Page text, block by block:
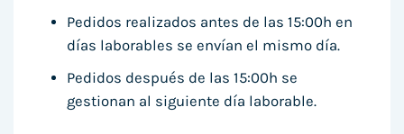
Pedidos realizados antes de las 15:00h en
días laborables se envían el mismo día.
Pedidos después de las 15:00h se
gestionan al siguiente día laborable.